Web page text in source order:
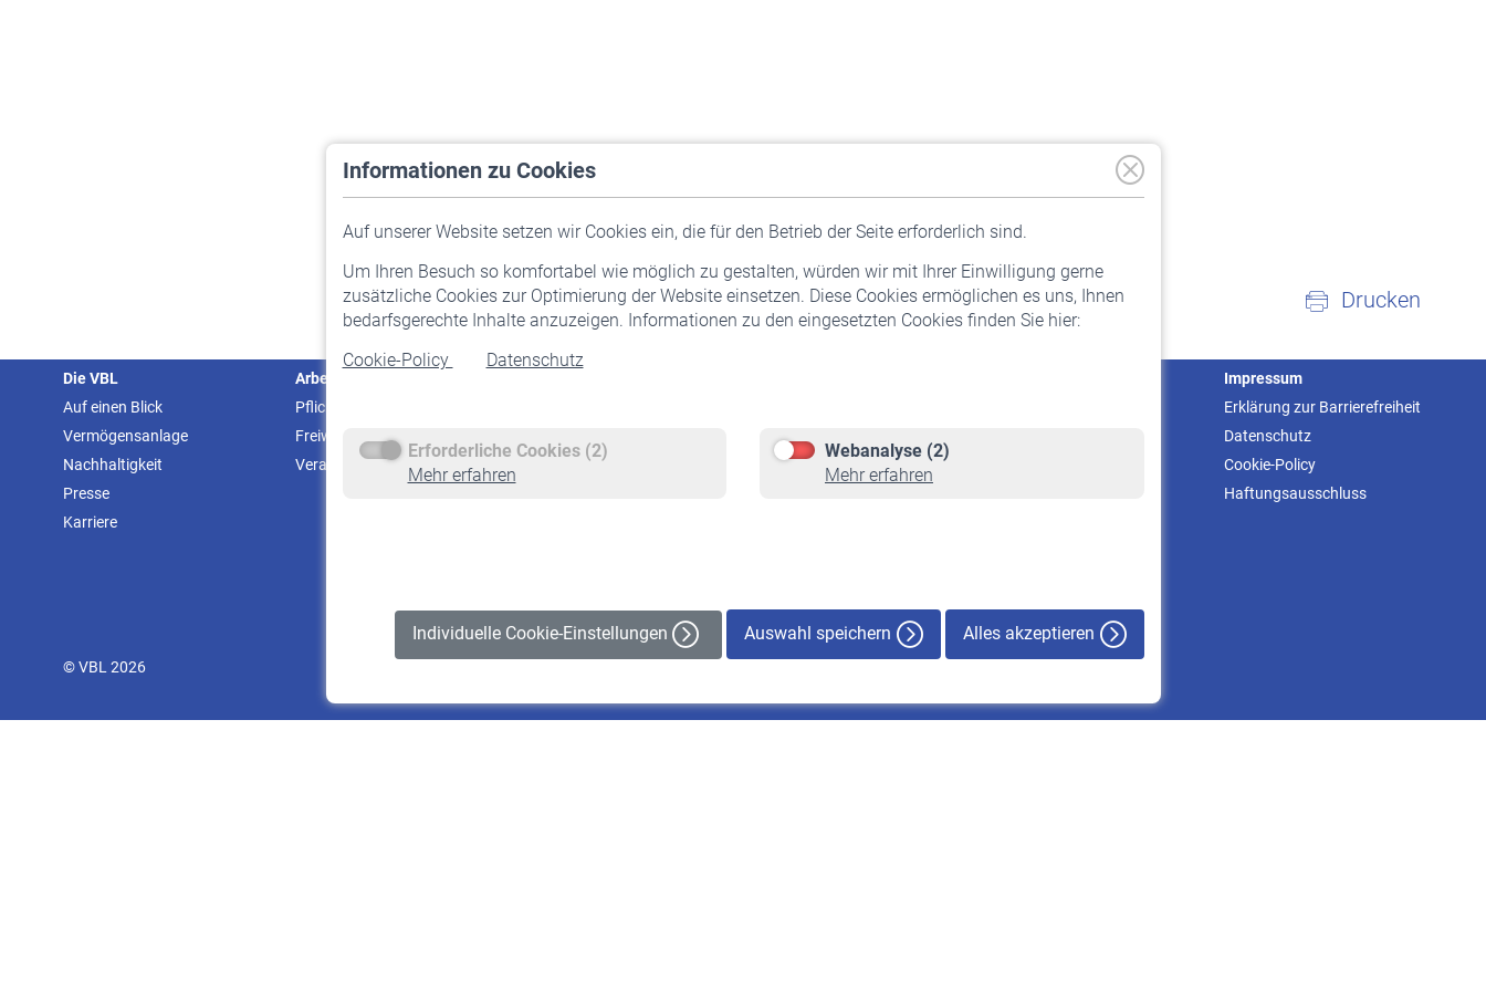
Informationen zu Cookies
Auf unserer Website setzen wir Cookies ein, die für den Betrieb der Seite erforderlich sind.
Um Ihren Besuch so komfortabel wie möglich zu gestalten, würden wir mit Ihrer Einwilligung gerne
zusätzliche Cookies zur Optimierung der Website einsetzen. Diese Cookies ermöglichen es uns, Ihnen
bedarfsgerechte Inhalte anzuzeigen. Informationen zu den eingesetzten Cookies finden Sie hier:
Cookie-Policy
Datenschutz
Erforderliche Cookies (2)
Mehr erfahren
Webanalyse (2)
Mehr erfahren
Individuelle Cookie-Einstellungen Auswahl speichern Alles akzeptieren
Drucken
Die VBL
Auf einen Blick
Vermögensanlage
Nachhaltigkeit
Presse
Karriere
Arbeitgeber
Pflichtversicherung
Freiwillige Versicherung
Veranstaltungen
Staatliche Förderung
Rente beantragen
Rentenauszahlung
Impressum
Erklärung zur Barrierefreiheit
Datenschutz
Cookie-Policy
Haftungsausschluss
© VBL 2026